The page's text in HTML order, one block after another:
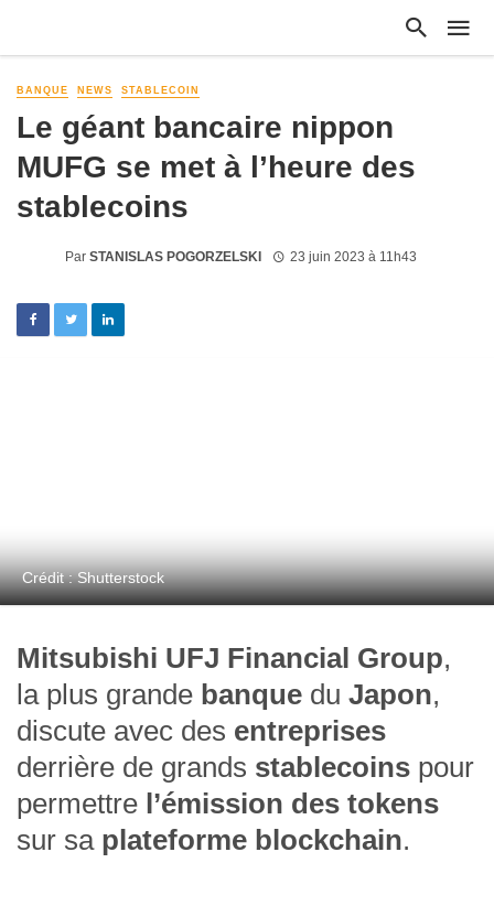
BANQUE NEWS STABLECOIN
Le géant bancaire nippon
MUFG se met à l’heure des
stablecoins
Par STANISLAS POGORZELSKI 23 juin 2023 à 11h43
Crédit : Shutterstock
Mitsubishi UFJ Financial Group,
la plus grande banque du Japon,
discute avec des entreprises
derrière de grands stablecoins pour
permettre l’émission des tokens
sur saplateforme blockchain.